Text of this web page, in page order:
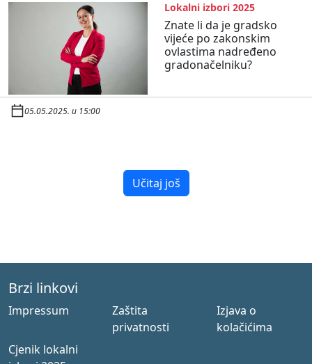
Lokalni izbori 2025
Znate li da je gradsko
vijeće po zakonskim
ovlastima nadređeno
gradonačelniku?
05.05.2025. u 15:00
Učitaj još
Brzi linkovi
Impressum
Zaštita
privatnosti
Izjava o
kolačićima
Cjenik lokalni